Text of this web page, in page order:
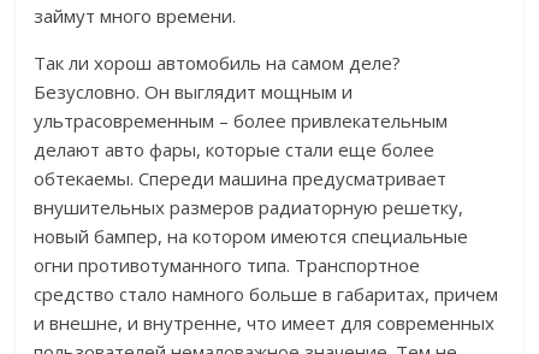
займут много времени.
Так ли хорош автомобиль на самом деле?
Безусловно. Он выглядит мощным и
ультрасовременным – более привлекательным
делают авто фары, которые стали еще более
обтекаемы. Спереди машина предусматривает
внушительных размеров радиаторную решетку,
новый бампер, на котором имеются специальные
огни противотуманного типа. Транспортное
средство стало намного больше в габаритах, причем
и внешне, и внутренне, что имеет для современных